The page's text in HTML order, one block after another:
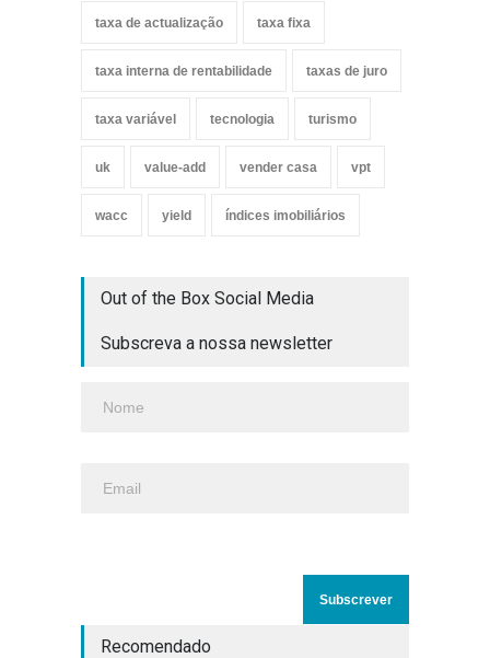
taxa de actualização taxa fixa
taxa interna de rentabilidade taxas de juro
taxa variável tecnologia turismo
uk value-add vender casa vpt
wacc yield índices imobiliários
Out of the Box Social Media
Subscreva a nossa newsletter
Recomendado